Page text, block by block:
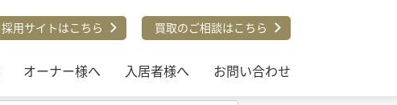
採用サイトはこちら 買取のご相談はこちら
オーナー様へ 入居者様へ お問い合わせ